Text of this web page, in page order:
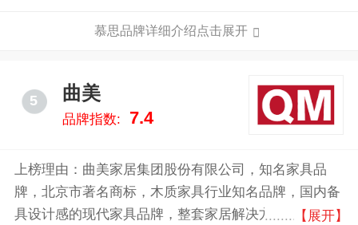
盖全球20多个国家和地区，为千万客户提供健康睡眠体
慕思品牌详细介绍点击展开
5 曲美
品牌指数: 7.4
上榜理由：曲美家居集团股份有限公司，知名家具品
牌，北京市著名商标，木质家具行业知名品牌，国内备
具设计感的现代家具品牌，整套家居解决方案的提供
【展开】